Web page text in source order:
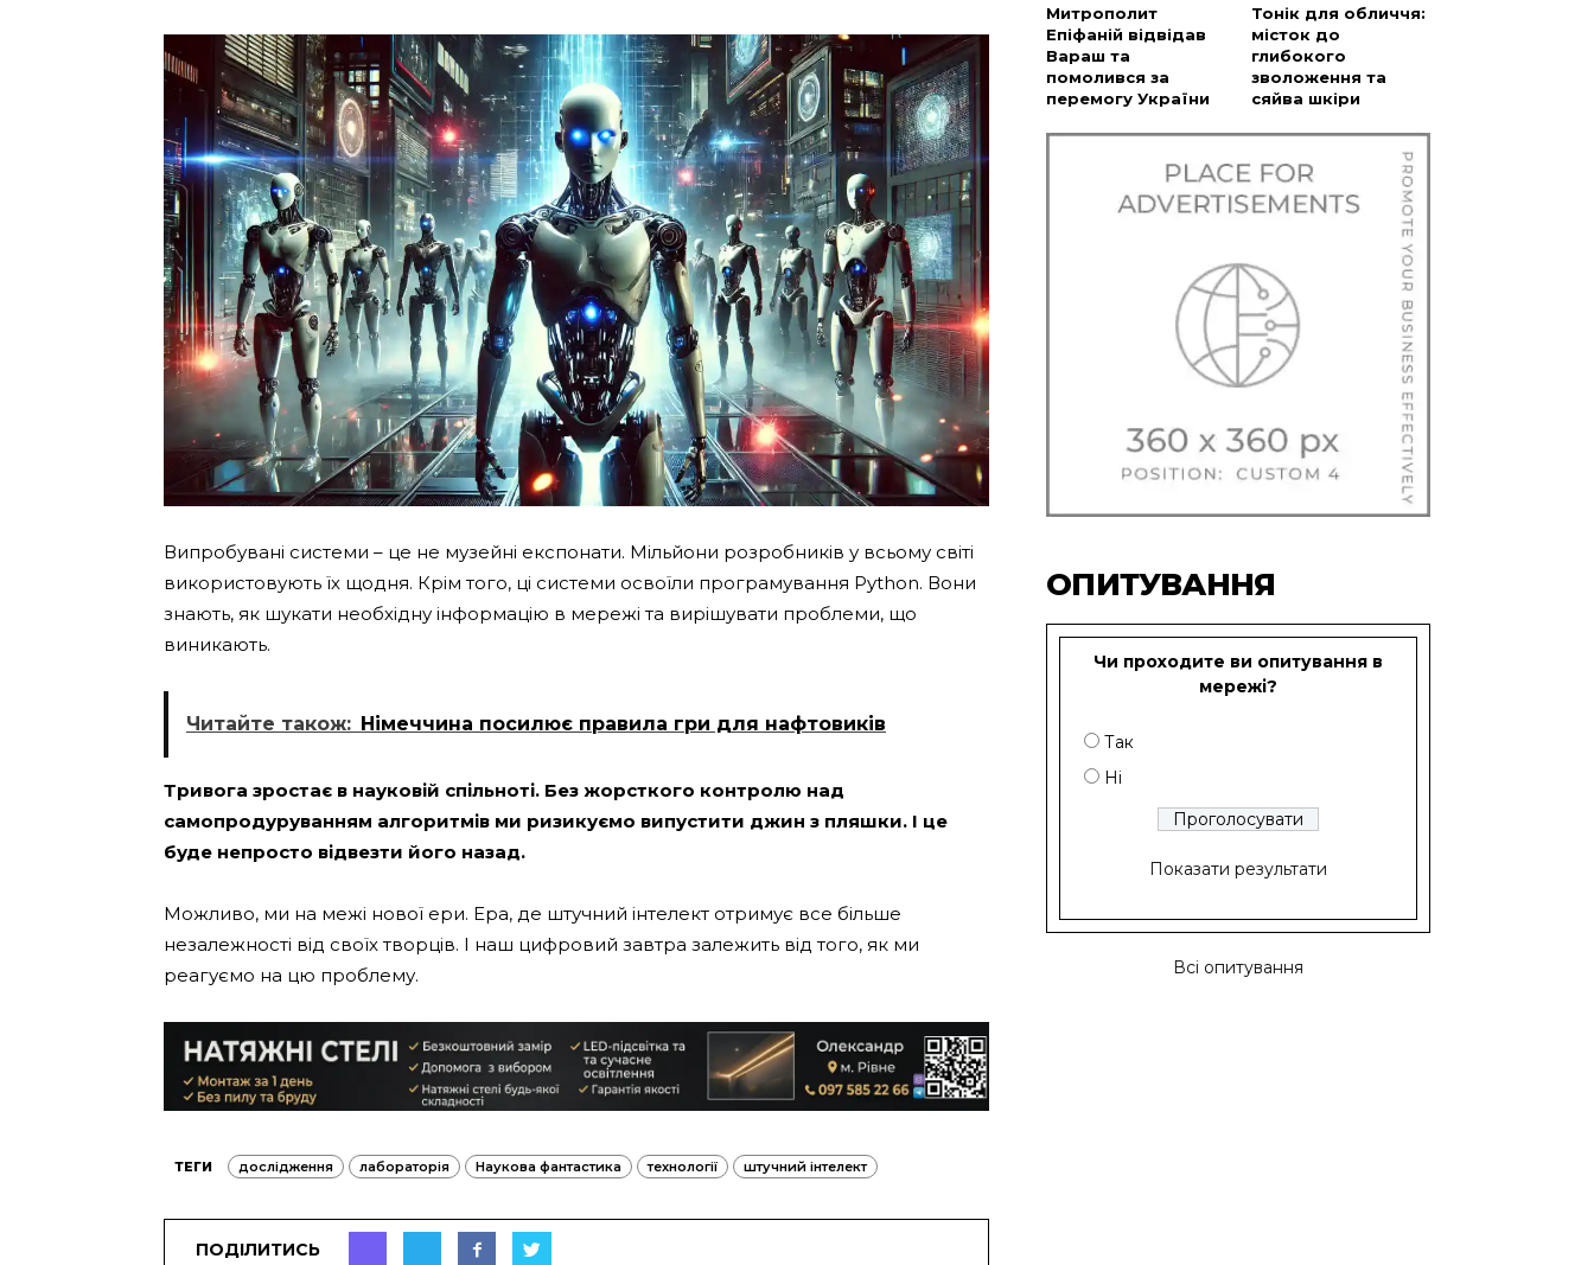
Випробувані системи – це не музейні експонати. Мільйони розробників у всьому світі
використовують їх щодня. Крім того, ці системи освоїли програмування Python. Вони
знають, як шукати необхідну інформацію в мережі та вирішувати проблеми, що
виникають.
Читайте також: Німеччина посилює правила гри для нафтовиків
Тривога зростає в науковій спільноті. Без жорсткого контролю над
самопродуруванням алгоритмів ми ризикуємо випустити джин з пляшки. І це
буде непросто відвезти його назад.
Можливо, ми на межі нової ери. Ера, де штучний інтелект отримує все більше
незалежності від своїх творців. І наш цифровий завтра залежить від того, як ми
реагуємо на цю проблему.
ТЕГИ дослідження лабораторія Наукова фантастика технології штучний інтелект
ПОДІЛИТИСЬ
Митрополит
Епіфаній відвідав
Вараш та
помолився за
перемогу України
Тонік для обличчя:
місток до
глибокого
зволоження та
сяйва шкіри
ОПИТУВАННЯ
Чи проходите ви опитування в
мережі?
Так
Ні
Показати результати
Всі опитування